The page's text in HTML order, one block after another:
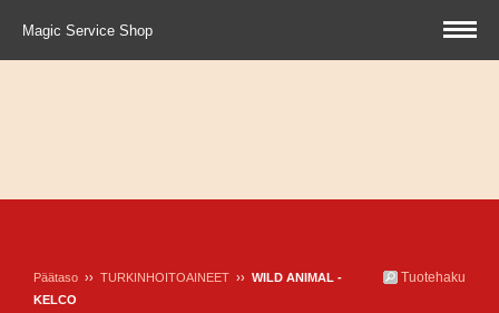
Magic Service Shop
Tuotehaku
Päätaso ›› TURKINHOITOAINEET ›› WILD ANIMAL -
KELCO